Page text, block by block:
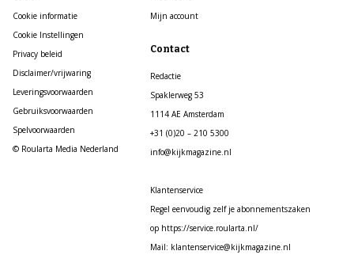
Cookie informatie
Cookie Instellingen
Privacy beleid
Disclaimer/vrijwaring
Leveringsvoorwaarden
Gebruiksvoorwaarden
Spelvoorwaarden
© Roularta Media Nederland
Mijn account
Contact
Redactie
Spaklerweg 53
1114 AE Amsterdam
+31 (0)20 – 210 5300
info@kijkmagazine.nl
Klantenservice
Regel eenvoudig zelf je abonnementszaken
op https://service.roularta.nl/
Mail: klantenservice@kijkmagazine.nl